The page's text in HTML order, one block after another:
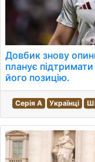
Довбик знову
планує
його позицію.
Серія A Українці